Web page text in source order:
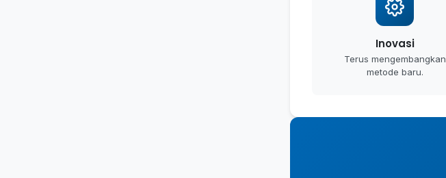
Inovasi
Terus mengembangkan
metode baru.